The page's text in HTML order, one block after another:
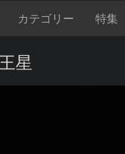
カテゴリー 特集
星